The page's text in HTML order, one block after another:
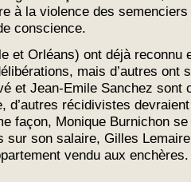
à la violence des
conscience.
et Orléans) ont déjà reconnu
mais d’autres ont
et Jean-Emile Sanchez sont
d’autres récidivistes
façon, Monique Burnichon
sur son salaire, Gilles
vendu aux